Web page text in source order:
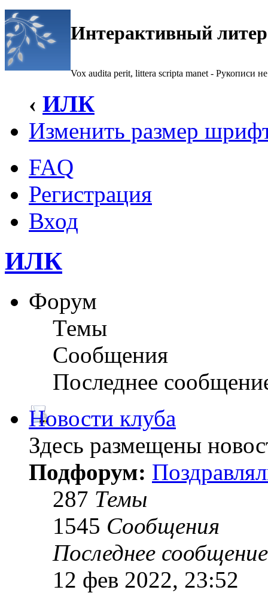
Интерактивный
Vox audita perit, littera scripta manet - Рукописи не
‹ ИЛК
Изменить размер
FAQ
Регистрация
Вход
ИЛК
Форум
Темы
Сообщения
Последнее
Новости клуба
Здесь размещены
Подфорум:
287 Темы
1545 Сообщения
Последнее сообщение
12 фев 2022, 23:52